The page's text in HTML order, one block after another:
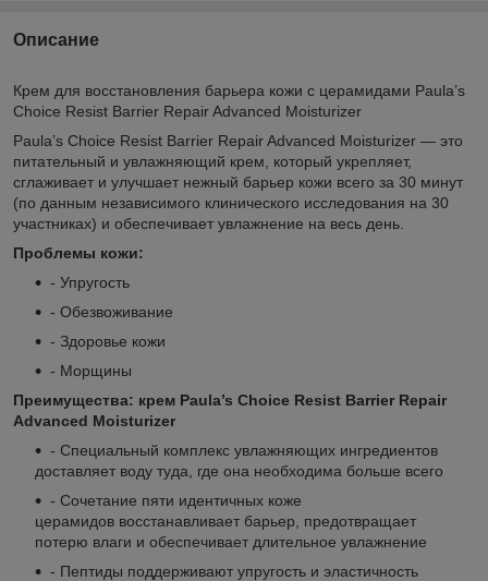
Описание
Крем для восстановления барьера кожи с церамидами Paula’s
Choice Resist Barrier Repair Advanced Moisturizer
Paula’s Choice Resist Barrier Repair Advanced Moisturizer — это
питательный и увлажняющий крем, который укрепляет,
сглаживает и улучшает нежный барьер кожи всего за 30 минут
(по данным независимого клинического исследования на 30
участниках) и обеспечивает увлажнение на весь день.
Проблемы кожи:
- Упругость
- Обезвоживание
- Здоровье кожи
- Морщины
Преимущества: крем Paula’s Choice Resist Barrier Repair
Advanced Moisturizer
- Специальный комплекс увлажняющих ингредиентов
доставляет воду туда, где она необходима больше всего
- Сочетание пяти идентичных коже
церамидов восстанавливает барьер, предотвращает
потерю влаги и обеспечивает длительное увлажнение
- Пептиды поддерживают упругость и эластичность